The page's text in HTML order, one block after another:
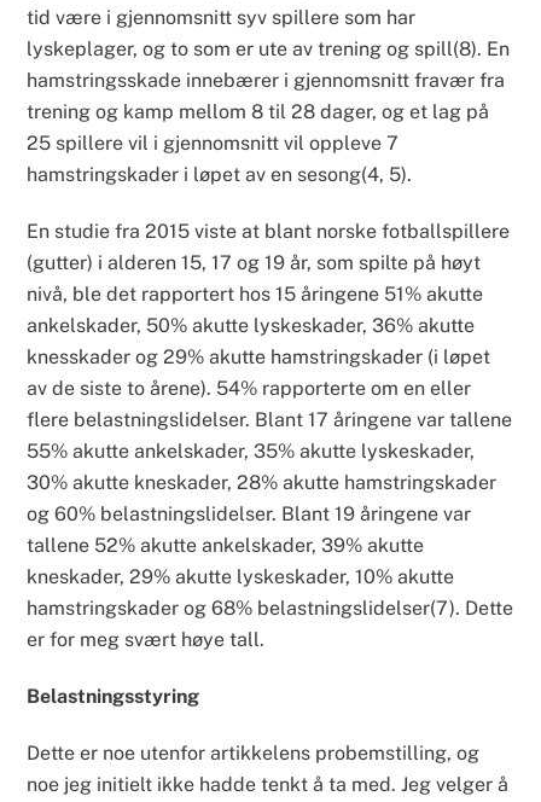
tid være i gjennomsnitt syv spillere som har
lyskeplager, og to som er ute av trening og spill(8). En
hamstringsskade innebærer i gjennomsnitt fravær fra
trening og kamp mellom 8 til 28 dager, og et lag på
25 spillere vil i gjennomsnitt vil oppleve 7
hamstringskader i løpet av en sesong(4, 5).
En studie fra 2015 viste at blant norske fotballspillere
(gutter) i alderen 15, 17 og 19 år, som spilte på høyt
nivå, ble det rapportert hos 15 åringene 51% akutte
ankelskader, 50% akutte lyskeskader, 36% akutte
knesskader og 29% akutte hamstringskader (i løpet
av de siste to årene). 54% rapporterte om en eller
flere belastningslidelser. Blant 17 åringene var tallene
55% akutte ankelskader, 35% akutte lyskeskader,
30% akutte kneskader, 28% akutte hamstringskader
og 60% belastningslidelser. Blant 19 åringene var
tallene 52% akutte ankelskader, 39% akutte
kneskader, 29% akutte lyskeskader, 10% akutte
hamstringskader og 68% belastningslidelser(7). Dette
er for meg svært høye tall.
Belastningsstyring
Dette er noe utenfor artikkelens probemstilling, og
noe jeg initielt ikke hadde tenkt å ta med. Jeg velger å